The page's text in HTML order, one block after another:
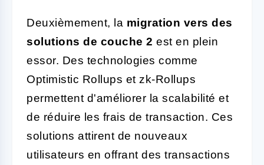
Deuxièmement, la migration vers des
solutions de couche 2 est en plein
essor. Des technologies comme
Optimistic Rollups et zk-Rollups
permettent d'améliorer la scalabilité et
de réduire les frais de transaction. Ces
solutions attirent de nouveaux
utilisateurs en offrant des transactions